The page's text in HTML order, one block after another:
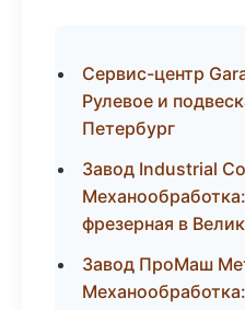
Сервис-центр
Рулевое и
Петербург
Завод Industrial
фрезерная в
Завод ПроМаш